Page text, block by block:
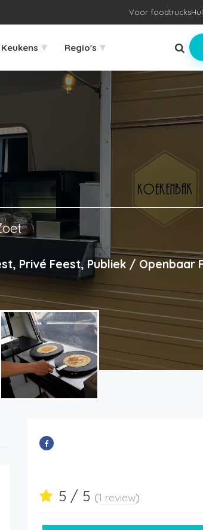
Voor foodtrucks
Keukens ▾ Regio's ▾
Privé Feest, Publiek / Openbaar
5 / 5 (1 review)